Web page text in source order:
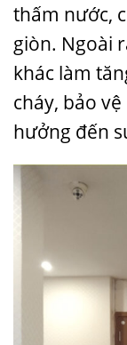
thấm nước,
giòn. Ngoài
khác làm
cháy, bảo
hưởng đến